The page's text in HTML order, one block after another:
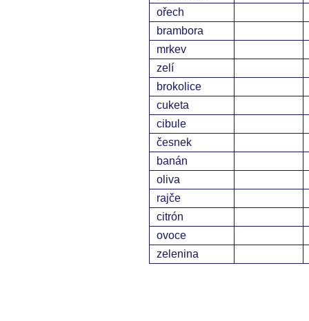
ořech
brambora
mrkev
zelí
brokolice
cuketa
cibule
česnek
banán
oliva
rajče
citrón
ovoce
zelenina